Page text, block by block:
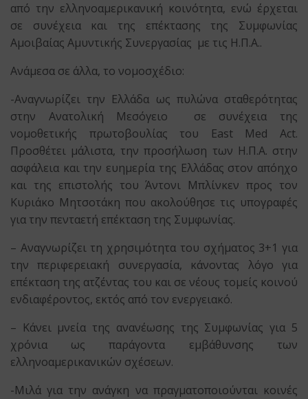
από την ελληνοαμερικανική κοινότητα, ενώ έρχεται
σε συνέχεια και της επέκτασης της Συμφωνίας
Αμοιβαίας Αμυντικής Συνεργασίας με τις Η.Π.Α..
Ανάμεσα σε άλλα, το νομοσχέδιο:
-Αναγνωρίζει την Ελλάδα ως πυλώνα σταθερότητας
στην Ανατολική Μεσόγειο σε συνέχεια της
νομοθετικής πρωτοβουλίας του East Med Act.
Προσθέτει μάλιστα, την προσήλωση των Η.Π.Α. στην
ασφάλεια και την ευημερία της Ελλάδας στον απόηχο
και της επιστολής του Άντονι Μπλίνκεν προς τον
Κυριάκο Μητσοτάκη που ακολούθησε τις υπογραφές
για την πενταετή επέκταση της Συμφωνίας.
– Αναγνωρίζει τη χρησιμότητα του σχήματος 3+1 για
την περιφερειακή συνεργασία, κάνοντας λόγο για
επέκταση της ατζέντας του και σε νέους τομείς κοινού
ενδιαφέροντος, εκτός από τον ενεργειακό.
– Κάνει μνεία της ανανέωσης της Συμφωνίας για 5
χρόνια ως παράγοντα εμβάθυνσης των
ελληνοαμερικανικών σχέσεων.
-Μιλά για την ανάγκη να πραγματοποιούνται κοινές